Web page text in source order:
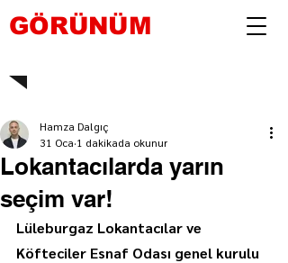
GÖRÜNÜM
Lokantacılarda yarın
seçim var!
Hamza Dalgıç
31 Oca 1 dakikada okunur
Lüleburgaz Lokantacılar ve
Köfteciler Esnaf Odası genel kurulu